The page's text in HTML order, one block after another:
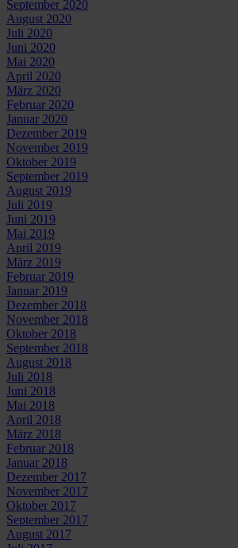
September 2020
August 2020
Juli 2020
Juni 2020
Mai 2020
April 2020
März 2020
Februar 2020
Januar 2020
Dezember 2019
November 2019
Oktober 2019
September 2019
August 2019
Juli 2019
Juni 2019
Mai 2019
April 2019
März 2019
Februar 2019
Januar 2019
Dezember 2018
November 2018
Oktober 2018
September 2018
August 2018
Juli 2018
Juni 2018
Mai 2018
April 2018
März 2018
Februar 2018
Januar 2018
Dezember 2017
November 2017
Oktober 2017
September 2017
August 2017